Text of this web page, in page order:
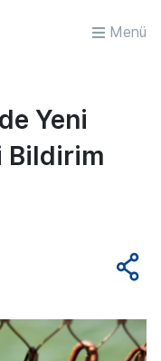
Menü
Yeni
Bildirim